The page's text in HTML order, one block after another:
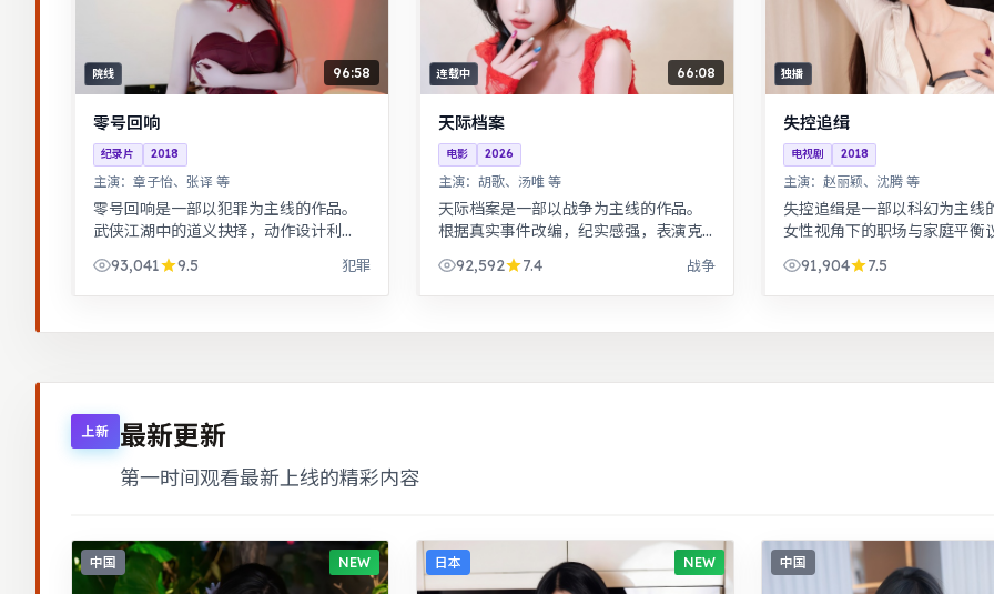
院线 96:58
零号回响
纪录片 2018
主演： 章子怡、张译 等
零号回响是一部以犯罪为主线的作品。
武侠江湖中的道义抉择，动作设计利
落，意境悠远。武侠江湖中的道义抉
择，动作设计利落，意境悠远。
93,041 9.5 犯罪
连载中 66:08
天际档案
电影 2026
主演： 胡歌、汤唯 等
天际档案是一部以战争为主线的作品。
根据真实事件改编，纪实感强，表演克
制而富有张力。武侠江湖中的道义抉
择，动作设计利落，意境悠远。
92,592 7.4 战争
独播
失控追缉
电视剧 2018
主演： 赵丽颖、沈腾 等
失控追缉是一部以科幻为主线
女性视角下的职场与家庭平衡
词犀利，共鸣感强。警匪对峙
戏份突出，节奏紧凑，场面调
91,904 7.5
上新 最新更新
第一时间观看最新上线的精彩内容
中国 NEW 日本 NEW 中国